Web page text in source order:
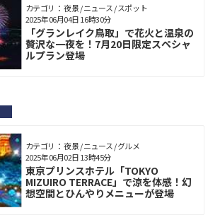
カテゴリ： 夜景 / ニュース / スポット
「グランレイク鳥取」で花火と温泉の
贅沢な一夜を！7月20日限定スペシャ
ルプラン登場
2025年06月04日 16時30分
カテゴリ： 夜景 / ニュース / グルメ
東京プリンスホテル「TOKYO
MIZUIRO TERRACE」で涼を体感！幻
想空間とひんやりメニューが登場
2025年06月02日 13時45分